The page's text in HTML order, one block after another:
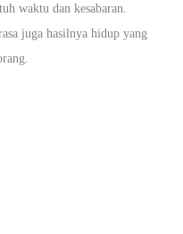
waktu dan kesabaran.
juga hasilnya hidup yang